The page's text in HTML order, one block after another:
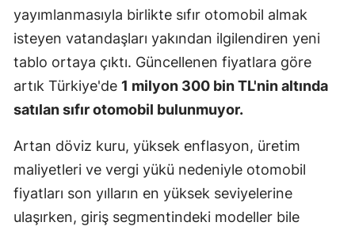
yayımlanmasıyla birlikte sıfır otomobil almak
isteyen vatandaşları yakından ilgilendiren yeni
tablo ortaya çıktı. Güncellenen fiyatlara göre
artık Türkiye'de 1 milyon 300 bin TL'nin altında
satılan sıfır otomobil bulunmuyor.
Artan döviz kuru, yüksek enflasyon, üretim
maliyetleri ve vergi yükü nedeniyle otomobil
fiyatları son yılların en yüksek seviyelerine
ulaşırken, giriş segmentindeki modeller bile